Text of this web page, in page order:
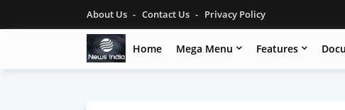
About Us Contact Us Privacy Policy
Home Mega Menu Features